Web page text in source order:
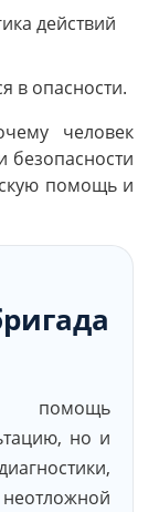
действий
в опасности.
человек
безопасности
помощь и
помощь
но и